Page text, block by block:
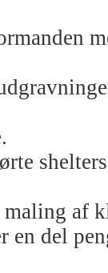
af
en del